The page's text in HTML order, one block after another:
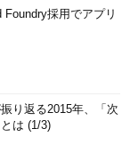
採用でアプリ
り返る2015年、「次
は (1/3)